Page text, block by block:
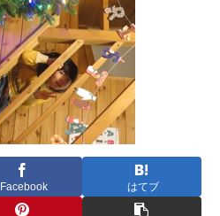
Facebook はてブ